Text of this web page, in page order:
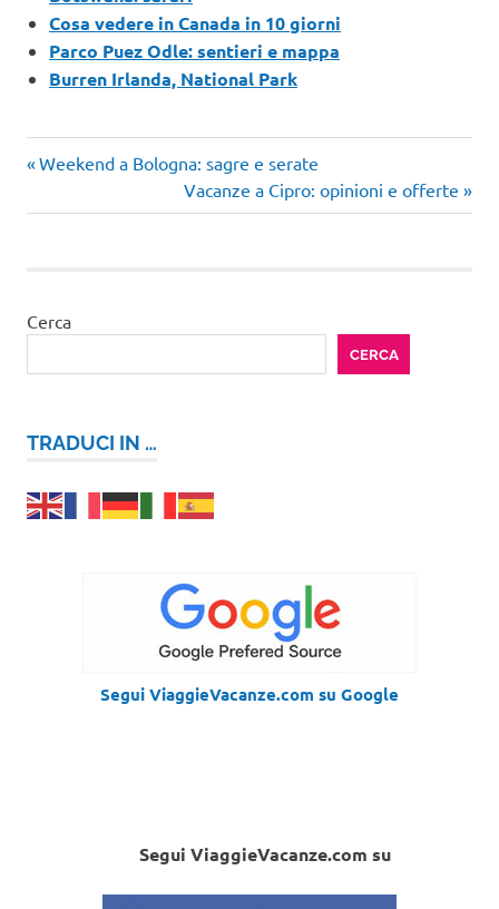
Cosa vedere in Canada in 10 giorni
Parco Puez Odle: sentieri e mappa
Burren Irlanda, National Park
Navigazione
articoli
Articolo
Weekend a Bologna: sagre e serate
Articolo
successivo:
Vacanze a Cipro: opinioni e offerte
Cerca
CERCA
TRADUCI IN …
Segui ViaggieVacanze.com su Google
Segui ViaggieVacanze.com su